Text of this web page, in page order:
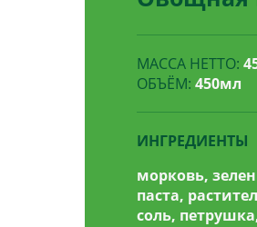
МАССА НЕТТО:
ОБЪЁМ:450мл
ИНГРЕДИЕНТЫ
морковь,
паста,
соль,